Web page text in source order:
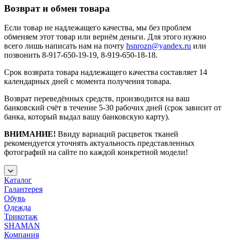
Возврат и обмен товара
Если товар не надлежащего качества, мы без проблем
обменяем этот товар или вернём деньги. Для этого нужно
всего лишь написать нам на почту hsnrozn@yandex.ru или
позвонить 8-917-650-19-19, 8-919-650-18-18.
Срок возврата товара надлежащего качества составляет 14
календарных дней с момента получения товара.
Возврат переведённых средств, производится на ваш
банковский счёт в течение 5-30 рабочих дней (срок зависит от
банка, который выдал вашу банковскую карту).
ВНИМАНИЕ! Ввиду вариаций расцветок тканей
рекомендуется уточнять актуальность представленных
фотографий на сайте по каждой конкретной модели!
Каталог
Галантерея
Обувь
Одежда
Трикотаж
SHAMAN
Компания